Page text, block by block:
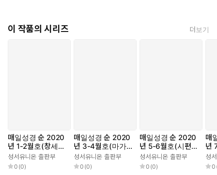
이 작품의 시리즈 더보기
매일성경 순 2020
년 1-2월호(창세기
1~36장)
성서유니온 출판부
0 (0)
매일성경 순 2020
년 3-4월호(마가복
음.에스겔33~48
장)
성서유니온 출판부
0 (0)
매일성경 순 2020
년 5-6월호(시편1~
23편,하박국,고린
도전서)
성서유니온 출판부
0 (0)
매
년
전
장)
성
0